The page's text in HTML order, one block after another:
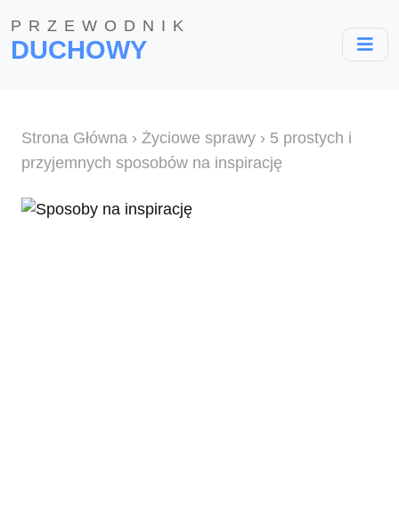
PRZEWODNIK
DUCHOWY
Strona Główna › Życiowe sprawy › 5 prostych i
przyjemnych sposobów na inspirację